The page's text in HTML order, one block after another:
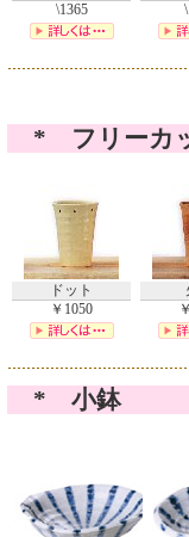
\1365
* フリーカ
ドット
￥1050
* 小鉢